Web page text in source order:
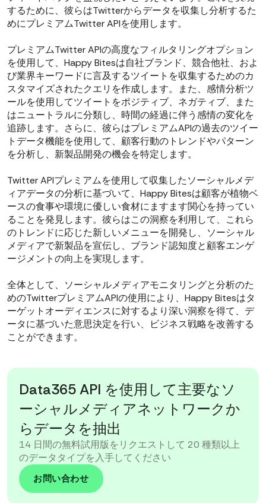
するために、彼らはTwitterからデータを収集し分析するた
めにプレミアムTwitter APIを使用します。
プレミアムTwitter APIの高度なフィルタリングオプション
を使用して、Happy Bitesは自社ブランド、競合他社、およ
び業界キーワードに言及するツイートを収集するためのカ
スタマイズされたクエリを作成します。また、感情分析ツ
ールを使用してツイートをポジティブ、ネガティブ、また
はニュートラルに分類し、時間の経過に伴う感情の変化を
追跡します。さらに、彼らはプレミアムAPIの過去のツイー
トデータ機能を使用して、顧客行動のトレンドやパターン
を分析し、新製品開発の機会を特定します。
Twitter APIプレミアムを使用して収集したソーシャルメデ
ィアデータの分析に基づいて、Happy Bitesは顧客が植物ベ
ースの食事や環境に優しい食材にますます関心を持ってい
ることを発見します。彼らはこの洞察を利用して、これら
のトレンドに応じた新しいメニューを開発し、ソーシャル
メディアで新製品を宣伝し、ブランド認知度と顧客エンゲ
ージメントの向上を実現します。
全体として、ソーシャルメディアモニタリングと分析のた
めのTwitterプレミアムAPIの使用により、Happy Bitesはタ
ーゲットオーディエンスに対するより深い洞察を得て、デ
ータに基づいた意思決定を行い、ビジネス戦略を改善する
ことができます。
Data365 API を使用して主要なソ
ーシャルメディアネットワークか
らデータを抽出
14 日間の無料試用版をリクエストして 20 種類以上
のデータタイプを入手してください
お問い合わせ